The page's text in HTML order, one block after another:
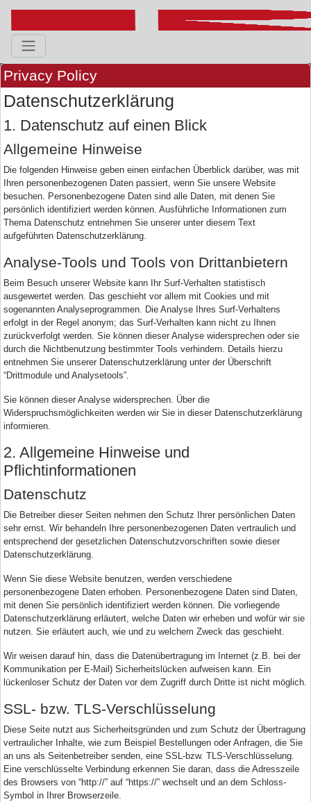
Privacy Policy
Datenschutzerklärung
1. Datenschutz auf einen Blick
Allgemeine Hinweise
Die folgenden Hinweise geben einen einfachen Überblick darüber, was mit
Ihren personenbezogenen Daten passiert, wenn Sie unsere Website
besuchen. Personenbezogene Daten sind alle Daten, mit denen Sie
persönlich identifiziert werden können. Ausführliche Informationen zum
Thema Datenschutz entnehmen Sie unserer unter diesem Text
aufgeführten Datenschutzerklärung.
Analyse-Tools und Tools von Drittanbietern
Beim Besuch unserer Website kann Ihr Surf-Verhalten statistisch
ausgewertet werden. Das geschieht vor allem mit Cookies und mit
sogenannten Analyseprogrammen. Die Analyse Ihres Surf-Verhaltens
erfolgt in der Regel anonym; das Surf-Verhalten kann nicht zu Ihnen
zurückverfolgt werden. Sie können dieser Analyse widersprechen oder sie
durch die Nichtbenutzung bestimmter Tools verhindern. Details hierzu
entnehmen Sie unserer Datenschutzerklärung unter der Überschrift
“Drittmodule und Analysetools”.
Sie können dieser Analyse widersprechen. Über die
Widerspruchsmöglichkeiten werden wir Sie in dieser Datenschutzerklärung
informieren.
2. Allgemeine Hinweise und
Pflichtinformationen
Datenschutz
Die Betreiber dieser Seiten nehmen den Schutz Ihrer persönlichen Daten
sehr ernst. Wir behandeln Ihre personenbezogenen Daten vertraulich und
entsprechend der gesetzlichen Datenschutzvorschriften sowie dieser
Datenschutzerklärung.
Wenn Sie diese Website benutzen, werden verschiedene
personenbezogene Daten erhoben. Personenbezogene Daten sind Daten,
mit denen Sie persönlich identifiziert werden können. Die vorliegende
Datenschutzerklärung erläutert, welche Daten wir erheben und wofür wir sie
nutzen. Sie erläutert auch, wie und zu welchem Zweck das geschieht.
Wir weisen darauf hin, dass die Datenübertragung im Internet (z.B. bei der
Kommunikation per E-Mail) Sicherheitslücken aufweisen kann. Ein
lückenloser Schutz der Daten vor dem Zugriff durch Dritte ist nicht möglich.
SSL- bzw. TLS-Verschlüsselung
Diese Seite nutzt aus Sicherheitsgründen und zum Schutz der Übertragung
vertraulicher Inhalte, wie zum Beispiel Bestellungen oder Anfragen, die Sie
an uns als Seitenbetreiber senden, eine SSL-bzw. TLS-Verschlüsselung.
Eine verschlüsselte Verbindung erkennen Sie daran, dass die Adresszeile
des Browsers von “http://” auf “https://” wechselt und an dem Schloss-
Symbol in Ihrer Browserzeile.